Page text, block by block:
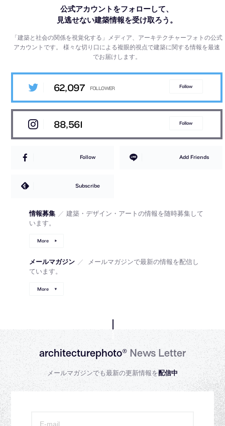
公式アカウントをフォローして、
見逃せない建築情報を受け取ろう。
「建築と社会の関係を視覚化する」メディア、アーキテクチャーフォトの公式
アカウントです。様々な切り口による複眼的視点で建築に関する情報を最速
でお届けします。
62,097 Follow
88,561 Follow
Follow Add Friends
Subscribe
情報募集 ／ 建築・デザイン・アートの情報を随時募集して
います。
More
メールマガジン ／
メールマガジンで最新の情報を配信し
ています。
More
architecturephoto®News Letter
メールマガジンでも最新の更新情報を配信中